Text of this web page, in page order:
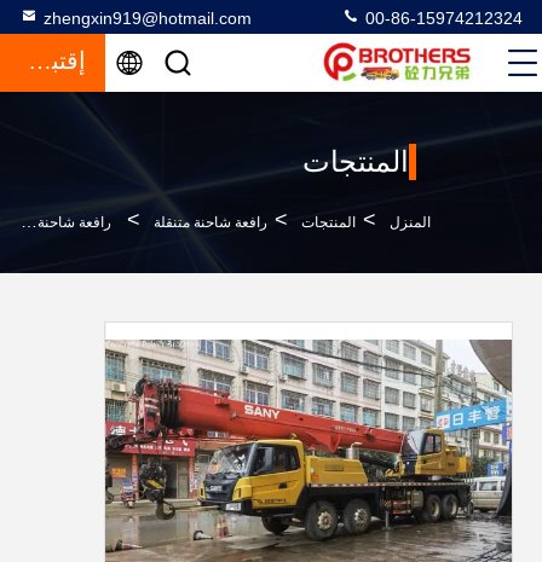
zhengxin919@hotmail.com 00-86-15974212324
إقتباس
المنتجات
المنزل > المنتجات > رافعة شاحنة متنقلة > رافعة شاحنة مستعملة أصفر برتقالية 50 طن رافعة متنقلة مع شهادة ISO9001 في عام 2018